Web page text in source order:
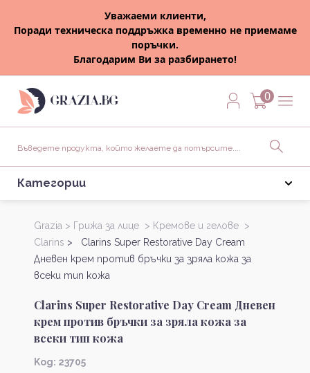
Уважаеми клиенти,
Поради техническа поддръжка временно не приемаме
поръчки.
Благодарим Ви за разбирането!
0
Категории
Grazia > Грижа за лице > Кремове и гелове >
Clarins > Clarins Super Restorative Day Cream
Дневен крем против бръчки за зряла кожа за
всеки тип кожа
Clarins Super Restorative Day Cream Дневен
крем против бръчки за зряла кожа за
всеки тип кожа
Kод: 23705